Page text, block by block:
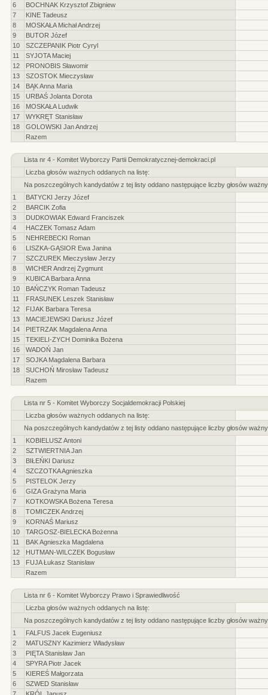
6
BOCHNAK Krzysztof Zbigniew
7
KINE Tadeusz
8
MOSKAŁA Michał Andrzej
9
BUTOR Józef
10
SZCZEPANIK Piotr Cyryl
11
SYJOTA Maciej
12
PRONOBIS Sławomir
13
SZOSTOK Mieczysław
14
BĄK Anna Maria
15
URBAŚ Jolanta Dorota
16
MOSKAŁA Ludwik
17
WYKRĘT Stanisław
18
GOLOWSKI Jan Andrzej
Razem
Lista nr 4 - Komitet Wyborczy Partii Demokratycznej-demokraci.pl
Liczba głosów ważnych oddanych na listę:
Na poszczególnych kandydatów z tej listy oddano następujące liczby głosów
1
BATYCKI Jerzy Józef
2
BARCIK Zofia
3
DUDKOWIAK Edward Franciszek
4
HACZEK Tomasz Adam
5
NEHREBECKI Roman
6
LISZKA-GĄSIOR Ewa Janina
7
SZCZUREK Mieczysław Jerzy
8
WICHER Andrzej Zygmunt
9
KUBICA Barbara Anna
10
BAŃCZYK Roman Tadeusz
11
FRASUNEK Leszek Stanisław
12
FIJAK Barbara Teresa
13
MACIEJEWSKI Dariusz Józef
14
PIETRZAK Magdalena Anna
15
TEKIELI-ZYCH Dominika Bożena
16
WADOŃ Jan
17
SOJKA Magdalena Barbara
18
SUCHOŃ Mirosław Tadeusz
Razem
Lista nr 5 - Komitet Wyborczy Socjaldemokracji Polskiej
Liczba głosów ważnych oddanych na listę:
Na poszczególnych kandydatów z tej listy oddano następujące liczby głosów
1
KOBIELUSZ Antoni
2
SZTWIERTNIA Jan
3
BIŁEŃKI Dariusz
4
SZCZOTKA Agnieszka
5
PISTELOK Jerzy
6
GIZA Grażyna Maria
7
KOTKOWSKA Bożena Teresa
8
TOMICZEK Andrzej
9
KORNAŚ Mariusz
10
TARGOSZ-BIELECKA Bożenna
11
BAK Agnieszka Magdalena
12
HUTMAN-WILCZEK Bogusław
13
FUJA Łukasz Stanisław
Razem
Lista nr 6 - Komitet Wyborczy Prawo i Sprawiedliwość
Liczba głosów ważnych oddanych na listę:
Na poszczególnych kandydatów z tej listy oddano następujące liczby głosów
1
FALFUS Jacek Eugeniusz
2
MATUSZNY Kazimierz Władysław
3
PIĘTA Stanisław Jan
4
SPYRA Piotr Jacek
5
KIEREŚ Małgorzata
6
SZWED Stanisław